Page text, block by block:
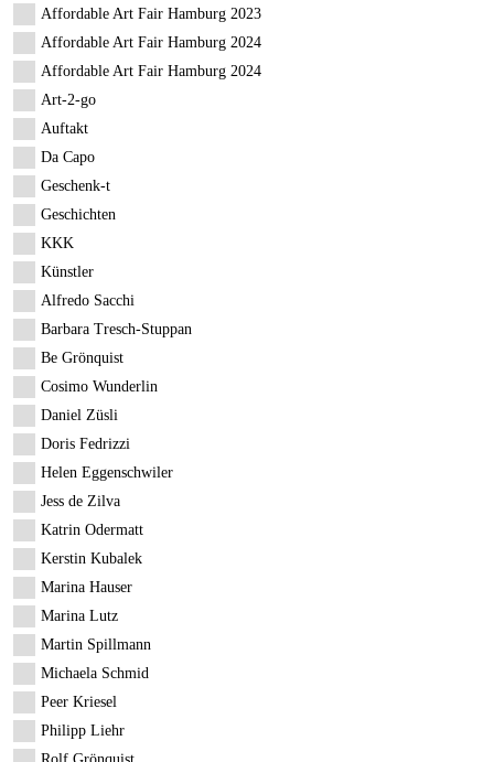
Affordable Art Fair Hamburg 2023
Affordable Art Fair Hamburg 2024
Affordable Art Fair Hamburg 2024
Art-2-go
Auftakt
Da Capo
Geschenk-t
Geschichten
KKK
Künstler
Alfredo Sacchi
Barbara Tresch-Stuppan
Be Grönquist
Cosimo Wunderlin
Daniel Züsli
Doris Fedrizzi
Helen Eggenschwiler
Jess de Zilva
Katrin Odermatt
Kerstin Kubalek
Marina Hauser
Marina Lutz
Martin Spillmann
Michaela Schmid
Peer Kriesel
Philipp Liehr